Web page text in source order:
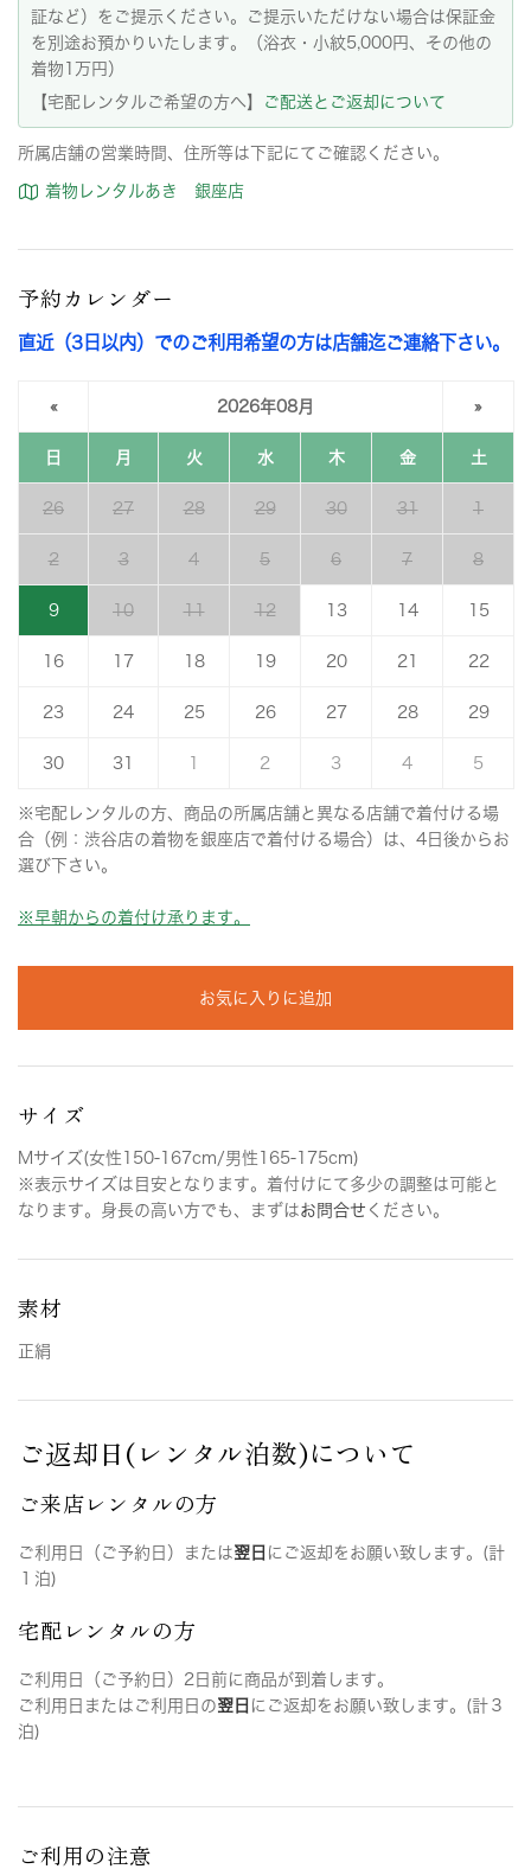
証など）をご提示ください。ご提示いただけない場合は保証金
を別途お預かりいたします。（浴衣・小紋5,000円、その他の
着物1万円）
【宅配レンタルご希望の方へ】
ご配送とご返却について
所属店舗の営業時間、住所等は下記にてご確認ください。
着物レンタルあき 銀座店
予約カレンダー
直近（3日以内）でのご利用希望の方は店舗迄ご連絡下さい。
« 2026年08月 »
日 月 火 水 木 金 土
26 27 28 29 30 31 1
2 3 4 5 6 7 8
9 10 11 12 13 14 15
16 17 18 19 20 21 22
23 24 25 26 27 28 29
30 31 1 2 3 4 5
※宅配レンタルの方、商品の所属店舗と異なる店舗で着付ける場
合（例：渋谷店の着物を銀座店で着付ける場合）は、4日後からお
選び下さい。
※早朝からの着付け承ります。
お気に入りに追加
サイズ
Mサイズ(女性150-167cm/男性165-175cm)
※表示サイズは目安となります。着付けにて多少の調整は可能と
なります。身長の高い方でも、まずはお問合せ ください。
素材
正絹
ご返却日(レンタル泊数)について
ご来店レンタルの方
ご利用日（ご予約日）または翌日 にご返却をお願い致します。(計
１泊)
宅配レンタルの方
ご利用日（ご予約日）2日前に商品が到着します。
ご利用日またはご利用日の翌日 にご返却をお願い致します。(計３
泊)
ご利用の注意